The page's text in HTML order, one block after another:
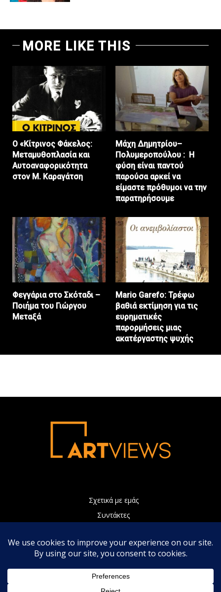
MORE LIKE THIS
Ο «Κίτρινος Φάκελος:
Μεταμυθοπλασία και
Αυτοαναφορικότητα
στον Μ. Καραγάτση
Μάχη Δημητρίου–
Πολυμεροπούλου : Η
φύση είναι παντού
παρούσα αρκεί να
είμαστε πρόθυμοι να την
παρατηρήσουμε
Φεγγάρια στο Σκόταδι –
Ποιήμα του Γιώργου
Μεταξά
Mario Garefo: Τρέφω
βαθιά εκτίμηση για τις
ευρηματικές
παρορμήσεις μιας
ακατέργαστης ψυχής
Σχετικά με εμάς
Συντάκτες
Πολιτική Απορρήτου
Επικοινωνία
Η ιστοσελίδα μας χρησιμοποιεί Cookies τα οποία συνεισφέρουν